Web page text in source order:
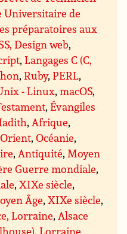
Universitaire de
préparatoires aux
Design web,
,Langages C (C,
,Ruby,PERL,
- Linux,macOS,
,Évangiles
, Afrique,
,Océanie,
, Antiquité, Moyen
Guerre mondiale,
,XIXe siècle,
Âge,XIXe siècle,
Lorraine, Alsace
,Lorraine